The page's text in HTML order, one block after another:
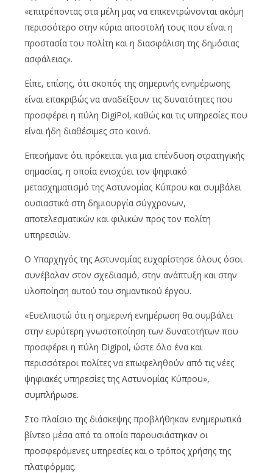
«επιτρέποντας στα μέλη μας να επικεντρώνονται ακόμη
περισσότερο στην κύρια αποστολή τους που είναι η
προστασία του πολίτη και η διασφάλιση της δημόσιας
ασφάλειας».
Είπε, επίσης, ότι σκοπός της σημερινής ενημέρωσης
είναι επακριβώς να αναδείξουν τις δυνατότητες που
προσφέρει η πύλη DigiPol, καθώς και τις υπηρεσίες που
είναι ήδη διαθέσιμες στο κοινό.
Επεσήμανε ότι πρόκειται για μια επένδυση στρατηγικής
σημασίας, η οποία ενισχύει τον ψηφιακό
μετασχηματισμό της Αστυνομίας Κύπρου και συμβάλει
ουσιαστικά στη δημιουργία σύγχρονων,
αποτελεσματικών και φιλικών προς τον πολίτη
υπηρεσιών.
Ο Υπαρχηγός της Αστυνομίας ευχαρίστησε όλους όσοι
συνέβαλαν στον σχεδιασμό, στην ανάπτυξη και στην
υλοποίηση αυτού του σημαντικού έργου.
«Ευελπιστώ ότι η σημερινή ενημέρωση θα συμβάλει
στην ευρύτερη γνωστοποίηση των δυνατοτήτων που
προσφέρει η πύλη Digipol, ώστε όλο ένα και
περισσότεροι πολίτες να επωφεληθούν από τις νέες
ψηφιακές υπηρεσίες της Αστυνομίας Κύπρου»,
συμπλήρωσε.
Στο πλαίσιο της διάσκεψης προβλήθηκαν ενημερωτικά
βίντεο μέσα από τα οποία παρουσιάστηκαν οι
προσφερόμενες υπηρεσίες και ο τρόπος χρήσης της
πλατφόρμας.